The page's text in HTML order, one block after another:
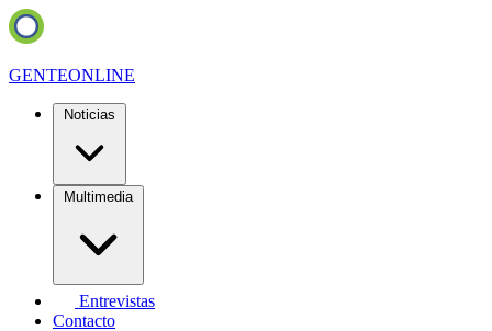
GENTEONLINE
Noticias
Multimedia
Entrevistas
Contacto